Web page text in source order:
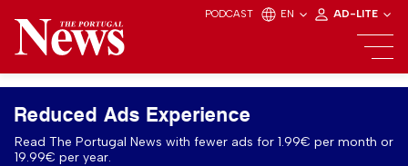
PODCAST EN AD-LITE
Reduced Ads Experience
Read The Portugal News with fewer ads for 1.99€ per month or
19.99€ per year.